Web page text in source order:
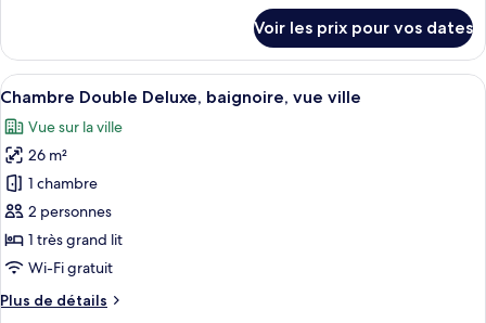
Premier
»,
baignoire,
vue
ville
le
type
de
Chambre
Double
Premier
»,
baignoire,
vue
ville
Voir les prix pour vos dates
Afficher
toutes
les
photos
pour
ce
type
de
chambre :
Chambre
Un grand lit avec du linge de lit
7
Chambre Double Deluxe, baignoire, vue ville
Vue sur la ville
26 m²
1 chambre
2 personnes
1 très grand lit
Wi-Fi gratuit
Plus de détails
Plus